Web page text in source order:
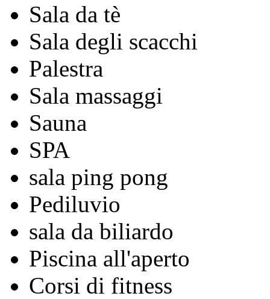
Sala da tè
Sala degli scacchi
Palestra
Sala massaggi
Sauna
SPA
sala ping pong
Pediluvio
sala da biliardo
Piscina all'aperto
Corsi di fitness